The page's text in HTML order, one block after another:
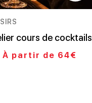
cours de cocktails
À partir de 64€